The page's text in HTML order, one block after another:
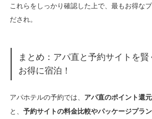
これらをしっかり確認した上で、最もお得な
だされ。
まとめ：アパ直と予約サイトを賢
お得に宿泊！
アパホテルの予約では、 アパ直のポイント還
と、 予約サイトの料金比較やパッケージプラン